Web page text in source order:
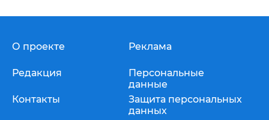
О проекте
Редакция
Контакты
Реклама
Персональные
данные
Защита персональных
данных